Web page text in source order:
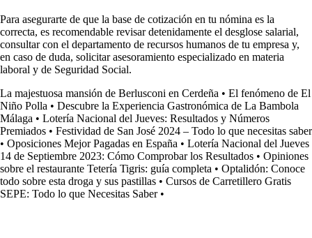
Para asegurarte de que la base de cotización en tu nómina es la
correcta, es recomendable revisar detenidamente el desglose salarial,
consultar con el departamento de recursos humanos de tu empresa y,
en caso de duda, solicitar asesoramiento especializado en materia
laboral y de Seguridad Social.
La majestuosa mansión de Berlusconi en Cerdeña • El fenómeno de El
Niño Polla • Descubre la Experiencia Gastronómica de La Bambola
Málaga • Lotería Nacional del Jueves: Resultados y Números
Premiados • Festividad de San José 2024 – Todo lo que necesitas saber
• Oposiciones Mejor Pagadas en España • Lotería Nacional del Jueves
14 de Septiembre 2023: Cómo Comprobar los Resultados • Opiniones
sobre el restaurante Tetería Tigris: guía completa • Optalidón: Conoce
todo sobre esta droga y sus pastillas • Cursos de Carretillero Gratis
SEPE: Todo lo que Necesitas Saber•